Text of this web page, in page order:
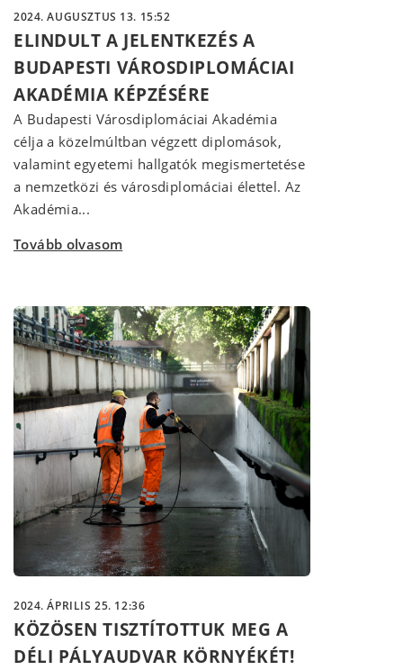
2024. AUGUSZTUS 13. 15:52
ELINDULT A JELENTKEZÉS A
BUDAPESTI VÁROSDIPLOMÁCIAI
AKADÉMIA KÉPZÉSÉRE
A Budapesti Városdiplomáciai Akadémia
célja a közelmúltban végzett diplomások,
valamint egyetemi hallgatók megismertetése
a nemzetközi és városdiplomáciai élettel. Az
Akadémia...
Tovább olvasom
2024. ÁPRILIS 25. 12:36
KÖZÖSEN TISZTÍTOTTUK MEG A
DÉLI PÁLYAUDVAR KÖRNYÉKÉT!